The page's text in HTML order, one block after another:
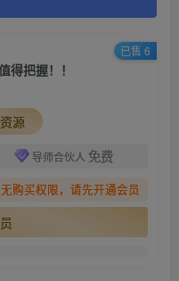
得把握！！
源
导师合伙人 免费
购买权限，请先开通会员
已售 6